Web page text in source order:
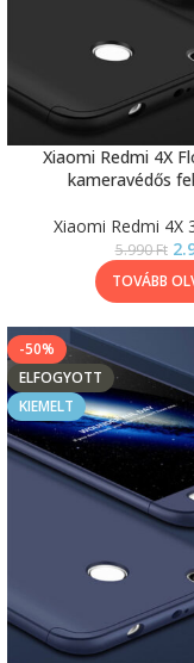
Xiaomi Redmi 4X
kameravédős
Xiaomi Redmi 4X
5.990Ft
TOVÁBB
-50%
ELFOGYOTT
KIEMELT